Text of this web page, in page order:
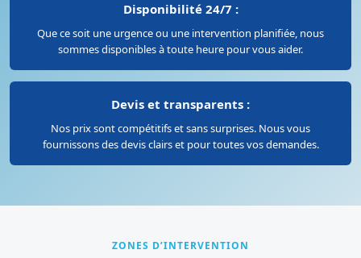
Disponibilité 24/7 :
Que ce soit une urgence ou une intervention planifiée, nous
sommes disponibles à toute heure pour vous aider.
Devis et transparents :
Nos prix sont compétitifs et sans surprises. Nous vous
fournissons des devis clairs et pour toutes vos demandes.
ZONES D’INTERVENTION